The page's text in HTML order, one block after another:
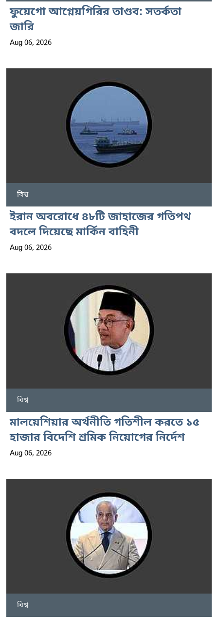
ফুয়েগো আগ্নেয়গিরির তাণ্ডব: সতর্কতা
জারি
Aug 06, 2026
বিশ্ব
ইরান অবরোধে ৪৮টি জাহাজের গতিপথ
বদলে দিয়েছে মার্কিন বাহিনী
Aug 06, 2026
বিশ্ব
মালয়েশিয়ার অর্থনীতি গতিশীল করতে ১৫
হাজার বিদেশি শ্রমিক নিয়োগের নির্দেশ
Aug 06, 2026
বিশ্ব